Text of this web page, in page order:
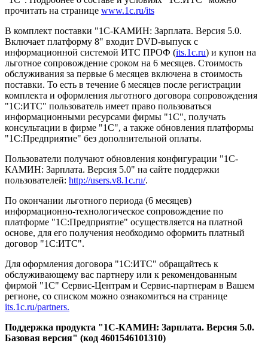
прочитать на странице www.1c.ru/its
В комплект поставки "1С-КАМИН: Зарплата. Версия 5.0.
Включает платформу 8" входит DVD-выпуск с
информационной системой ИТС ПРОФ (its.1c.ru) и купон на
льготное сопровождение сроком на 6 месяцев. Стоимость
обслуживания за первые 6 месяцев включена в стоимость
поставки. То есть в течение 6 месяцев после регистрации
комплекта и оформления льготного договора сопровождения
"1С:ИТС" пользователь имеет право пользоваться
информационными ресурсами фирмы "1С", получать
консультации в фирме "1С", а также обновления платформы
"1С:Предприятие" без дополнительной оплаты.
Пользователи получают обновления конфигурации "1С-
КАМИН: Зарплата. Версия 5.0" на сайте поддержки
пользователей: http://users.v8.1c.ru/.
По окончании льготного периода (6 месяцев)
информационно-технологическое сопровождение по
платформе "1С:Предприятие" осуществляется на платной
основе, для его получения необходимо оформить платный
договор "1С:ИТС".
Для оформления договора "1С:ИТС" обращайтесь к
обслуживающему вас партнеру или к рекомендованным
фирмой "1С" Сервис-Центрам и Сервис-партнерам в Вашем
регионе, со списком можно ознакомиться на странице
its.1c.ru/partners.
Поддержка продукта "1С-КАМИН: Зарплата. Версия 5.0.
Базовая версия" (код 4601546101310)